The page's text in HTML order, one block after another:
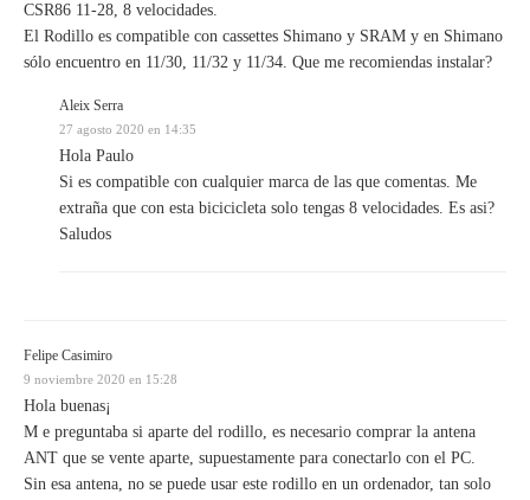
CSR86 11-28, 8 velocidades.
El Rodillo es compatible con cassettes Shimano y SRAM y en Shimano
sólo encuentro en 11/30, 11/32 y 11/34. Que me recomiendas instalar?
Aleix Serra
27 agosto 2020 en 14:35
Hola Paulo
Si es compatible con cualquier marca de las que comentas. Me
extraña que con esta bicicicleta solo tengas 8 velocidades. Es asi?
Saludos
Felipe Casimiro
9 noviembre 2020 en 15:28
Hola buenas¡
M e preguntaba si aparte del rodillo, es necesario comprar la antena
ANT que se vente aparte, supuestamente para conectarlo con el PC.
Sin esa antena, no se puede usar este rodillo en un ordenador, tan solo